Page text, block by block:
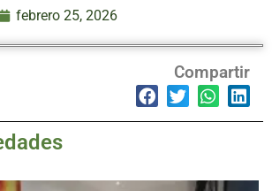
febrero 25, 2026
Compartir